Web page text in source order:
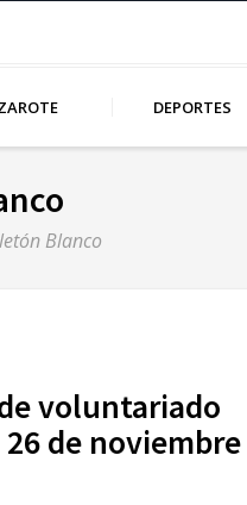
DEPORTES
Blanco
voluntariado
de noviembre